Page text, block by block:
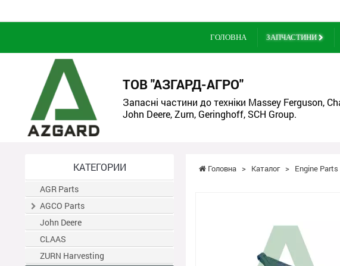
ГОЛОВНА ЗАПЧАСТИНИ
ТОВ "АЗГАРД-АГРО"
Запасні частини до техніки Massey Ferguson,
John Deere, Zurn, Geringhoff, SCH Group.
Головна > Каталог > Engine Parts
КАТЕГОРИИ
AGR Parts
AGCO Parts
John Deere
CLAAS
ZURN Harvesting